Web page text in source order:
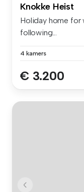
Knokke Heist
Holiday home for
following...
4 kamers
€ 3.200